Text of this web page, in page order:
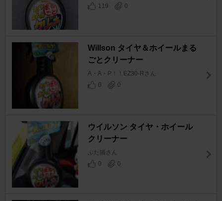
119
0
Willson タイヤ＆ホイールまる
ごとクリーナー
A・A・P！！EZ30-Rさん
0
0
ウイルソン タイヤ・ホイール
クリーナー
ぶた猫さん
0
0